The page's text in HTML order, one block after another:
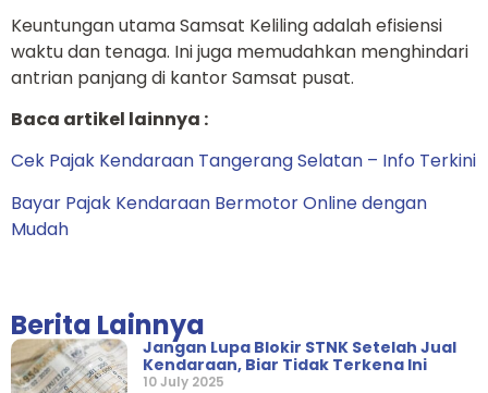
Keuntungan utama Samsat Keliling adalah efisiensi
waktu dan tenaga. Ini juga memudahkan menghindari
antrian panjang di kantor Samsat pusat.
Baca artikel lainnya :
Cek Pajak Kendaraan Tangerang Selatan – Info Terkini
Bayar Pajak Kendaraan Bermotor Online dengan
Mudah
Berita Lainnya
Jangan Lupa Blokir STNK Setelah Jual
Kendaraan, Biar Tidak Terkena Ini
10 July 2025